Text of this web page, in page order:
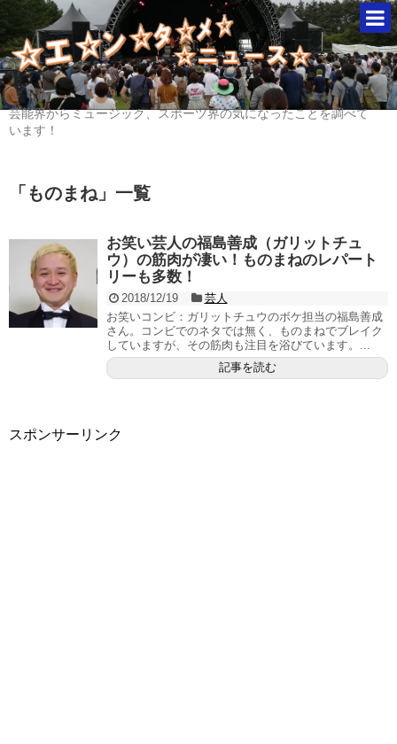
芸能界からミュージック、スポーツ界の気になったことを調べて
います！
「 ものまね 」 一覧
お笑い芸人の福島善成（ガリットチュ
ウ）の筋肉が凄い！ものまねのレパート
リーも多数！
2018/12/19
芸人
お笑いコンビ：ガリットチュウのボケ担当の福島善成
さん。コンビでのネタでは無く、ものまねでブレイク
していますが、その筋肉も注目を浴びています。...
記事を読む
スポンサーリンク